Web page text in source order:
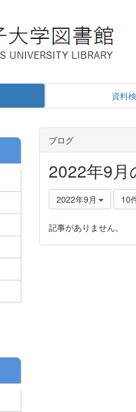
資料
ブログ
2022年9月
2022年9月 10
記事がありません。